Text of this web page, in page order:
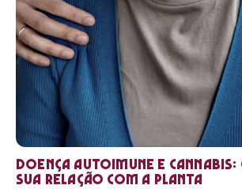
Doença autoimune e cannabis:
sua relação com a planta